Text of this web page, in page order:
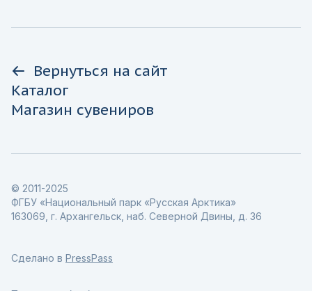
Вернуться на сайт
Каталог
Магазин сувениров
© 2011-2025
ФГБУ «Национальный парк «Русская Арктика»
163069, г. Архангельск, наб. Северной Двины, д. 36
Сделано в PressPass